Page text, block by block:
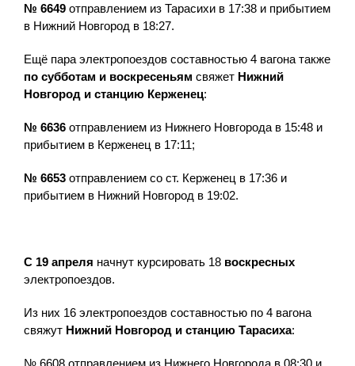
№ 6649 отправлением из Тарасихи в 17:38 и прибытием
в Нижний Новгород в 18:27.
Ещё пара электропоездов составностью 4 вагона также
по субботам и воскресеньям свяжет Нижний
Новгород и станцию Керженец:
№ 6636 отправлением из Нижнего Новгорода в 15:48 и
прибытием в Керженец в 17:11;
№ 6653 отправлением со ст. Керженец в 17:36 и
прибытием в Нижний Новгород в 19:02.
С 19 апреля начнут курсировать 18 воскресных
электропоездов.
Из них 16 электропоездов составностью по 4 вагона
свяжут Нижний Новгород и станцию Тарасиха:
№ 6608 отправлением из Нижнего Новгорода в 08:30 и